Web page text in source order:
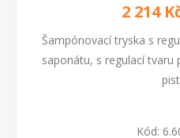
2 214
Šampónovací tryska s
saponátu, s regulací tvaru
Kód: